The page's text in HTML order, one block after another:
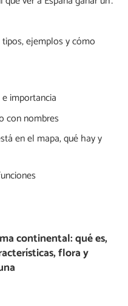
ejemplos y cómo
importancia
con nombres
en el mapa, qué hay y
continental: qué es,
flora y